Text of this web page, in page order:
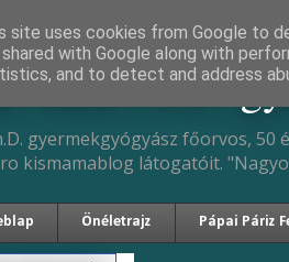
Béla Ph.D.
gyermekgyógyász főorvos,
kismamablog látogatóit.
Önéletrajz Pápai Páriz
site uses cookies from Google to
with Google along with
and to detect and address